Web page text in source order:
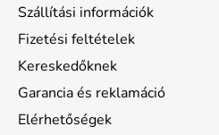
Szállítási információk
Fizetési feltételek
Kereskedőknek
Garancia és reklamáció
Elérhetőségek